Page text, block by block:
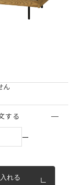
の他
する
ー
れる
ん